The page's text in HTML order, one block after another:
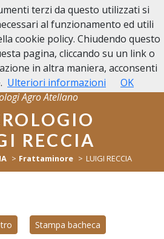
Agro Atellano
RECCIA
Frattaminore LUIGI RECCIA
Stampa bacheca
terzi da questo utilizzati si
al funzionamento ed utili
cookie policy. Chiudendo questo
pagina, cliccando su un link o
in altra maniera, acconsenti
Ulteriori informazioni OK